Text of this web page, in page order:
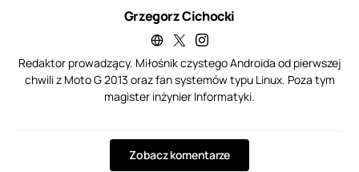
Grzegorz Cichocki
Redaktor prowadzący. Miłośnik czystego Androida od pierwszej
chwili z Moto G 2013 oraz fan systemów typu Linux. Poza tym
magister inżynier Informatyki.
Zobacz komentarze